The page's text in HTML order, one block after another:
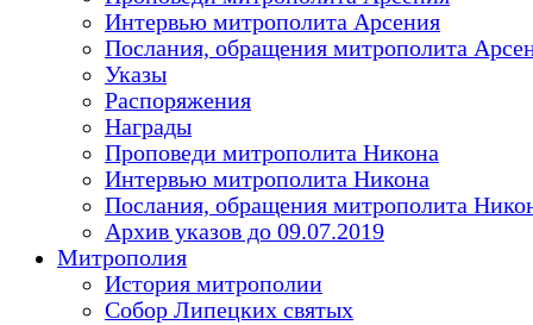
Интервью митрополита Арсения
Послания, обращения митрополита
Указы
Распоряжения
Награды
Проповеди митрополита Никона
Интервью митрополита Никона
Послания, обращения митрополита
Архив указов до 09.07.2019
Митрополия
История митрополии
Собор Липецких святых